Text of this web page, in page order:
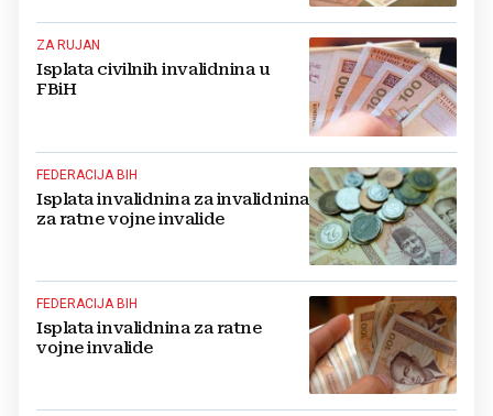
ZA RUJAN
Isplata civilnih invalidnina u
FBiH
FEDERACIJA BIH
Isplata invalidnina za invalidnina
za ratne vojne invalide
FEDERACIJA BIH
Isplata invalidnina za ratne
vojne invalide